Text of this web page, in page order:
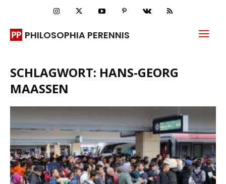
PHILOSOPHIA PERENNIS
SCHLAGWORT: HANS-GEORG
MAASSEN